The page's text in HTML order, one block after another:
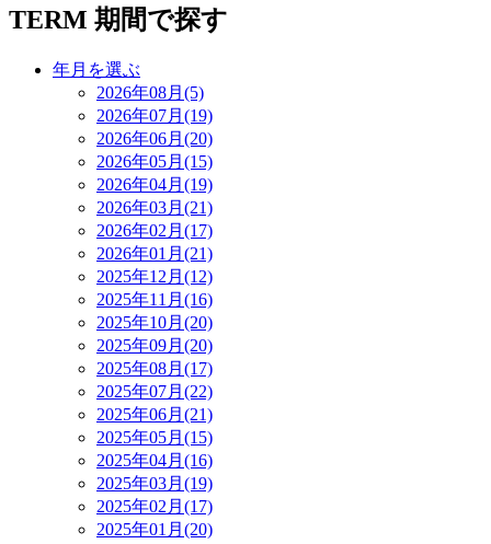
TERM 期間で探す
年月を選ぶ
2026年08月(5)
2026年07月(19)
2026年06月(20)
2026年05月(15)
2026年04月(19)
2026年03月(21)
2026年02月(17)
2026年01月(21)
2025年12月(12)
2025年11月(16)
2025年10月(20)
2025年09月(20)
2025年08月(17)
2025年07月(22)
2025年06月(21)
2025年05月(15)
2025年04月(16)
2025年03月(19)
2025年02月(17)
2025年01月(20)